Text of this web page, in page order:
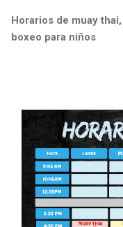
Horarios de muay
boxeo para niños